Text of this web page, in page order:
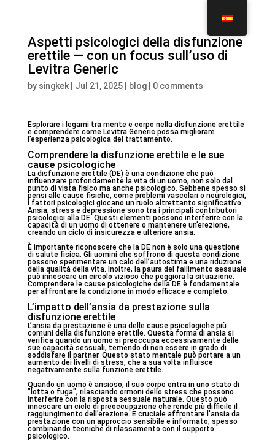
Aspetti psicologici della disfunzione
erettile — con un focus sull’uso di
Levitra Generic
by singkek| Jul 21, 2025| blog| 0 comments
Esplorare i legami tra mente e corpo nella disfunzione erettile
e comprendere come Levitra Generic possa migliorare
l’esperienza psicologica del trattamento.
Comprendere la disfunzione erettile e le sue
cause psicologiche
La disfunzione erettile (DE) è una condizione che può
influenzare profondamente la vita di un uomo, non solo dal
punto di vista fisico ma anche psicologico. Sebbene spesso si
pensi alle cause fisiche, come problemi vascolari o neurologici,
i fattori psicologici giocano un ruolo altrettanto significativo.
Ansia, stress e depressione sono tra i principali contributori
psicologici alla DE. Questi elementi possono interferire con la
capacità di un uomo di ottenere o mantenere un’erezione,
creando un ciclo di insicurezza e ulteriore ansia.
È importante riconoscere che la DE non è solo una questione
di salute fisica. Gli uomini che soffrono di questa condizione
possono sperimentare un calo dell’autostima e una riduzione
della qualità della vita. Inoltre, la paura del fallimento sessuale
può innescare un circolo vizioso che peggiora la situazione.
Comprendere le cause psicologiche della DE è fondamentale
per affrontare la condizione in modo efficace e completo.
L’impatto dell’ansia da prestazione sulla
disfunzione erettile
L’ansia da prestazione è una delle cause psicologiche più
comuni della disfunzione erettile. Questa forma di ansia si
verifica quando un uomo si preoccupa eccessivamente delle
sue capacità sessuali, temendo di non essere in grado di
soddisfare il partner. Questo stato mentale può portare a un
aumento dei livelli di stress, che a sua volta influisce
negativamente sulla funzione erettile.
Quando un uomo è ansioso, il suo corpo entra in uno stato di
"lotta o fuga", rilasciando ormoni dello stress che possono
interferire con la risposta sessuale naturale. Questo può
innescare un ciclo di preoccupazione che rende più difficile il
raggiungimento dell’erezione. È cruciale affrontare l’ansia da
prestazione con un approccio sensibile e informato, spesso
combinando tecniche di rilassamento con il supporto
psicologico.